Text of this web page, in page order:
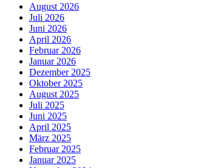
August 2026
Juli 2026
Juni 2026
April 2026
Februar 2026
Januar 2026
Dezember 2025
Oktober 2025
August 2025
Juli 2025
Juni 2025
April 2025
März 2025
Februar 2025
Januar 2025